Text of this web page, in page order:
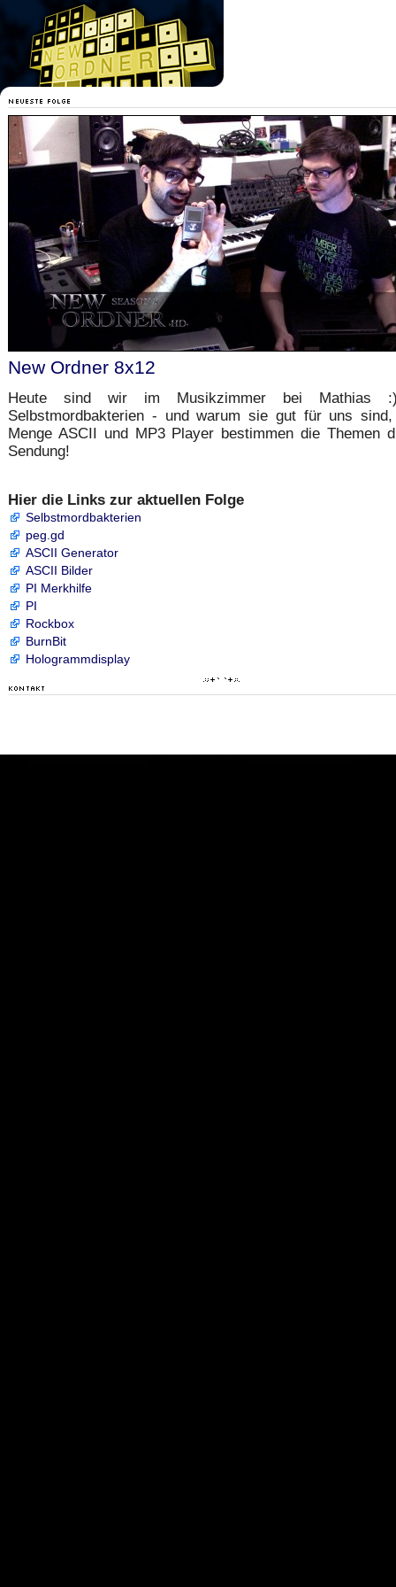
New Ordner 8x12
Heute sind wir im Musikzimmer bei Mathias
Selbstmordbakterien - und warum sie gut für uns
Menge ASCII und MP3 Player bestimmen die Themen
Sendung!
Hier die Links zur aktuellen Folge
Selbstmordbakterien
peg.gd
ASCII Generator
ASCII Bilder
PI Merkhilfe
PI
Rockbox
BurnBit
Hologrammdisplay